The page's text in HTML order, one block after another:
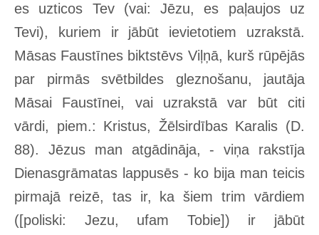
es uzticos Tev (vai: Jēzu, es paļaujos uz
Tevi), kuriem ir jābūt ievietotiem uzrakstā.
Māsas Faustīnes biktstēvs Viļņā, kurš rūpējās
par pirmās svētbildes gleznošanu, jautāja
Māsai Faustīnei, vai uzrakstā var būt citi
vārdi, piem.: Kristus, Žēlsirdības Karalis (D.
88). Jēzus man atgādināja, - viņa rakstīja
Dienasgrāmatas lappusēs - ko bija man teicis
pirmajā reizē, tas ir, ka šiem trim vārdiem
([poliski: Jezu, ufam Tobie]) ir jābūt